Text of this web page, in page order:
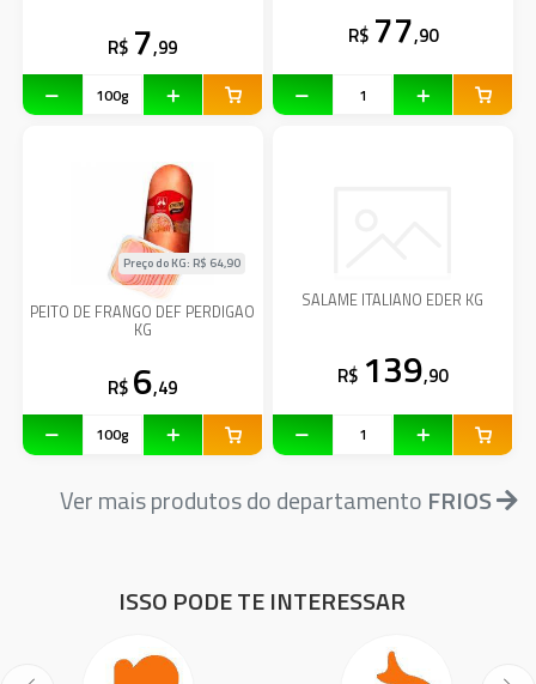
R$ 7,99 R$ 77,90
PEITO DE FRANGO DEF PERDIGAO
KG
Preço do KG: R$ 64,90
R$ 6,49
SALAME ITALIANO EDER KG
R$ 139,90
Ver mais produtos do departamento FRIOS
ISSO PODE TE INTERESSAR